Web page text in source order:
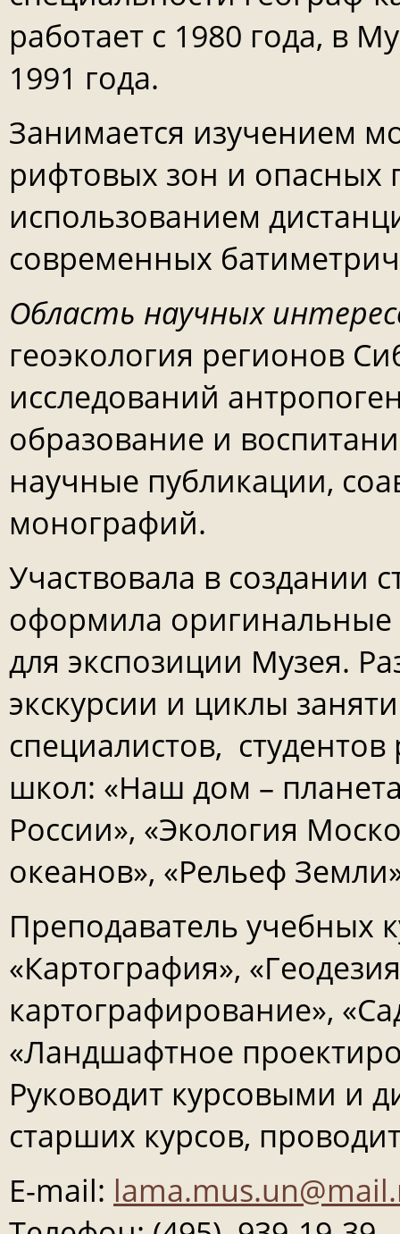
работает с 1980 года, в
1991 года.
Занимается изучением
рифтовых зон и опасных
использованием
современных
Область научных
геоэкология регионов
исследований
образование и
научные публикации,
монографий.
Участвовала в создании
оформила оригинальные
для экспозиции Музея.
экскурсии и циклы
специалистов,
школ: «Наш дом –
России», «Экология
океанов», «Рельеф
Преподаватель учебных
«Картография»,
картографирование»,
«Ландшафтное
Руководит курсовыми и
старших курсов,
Е-mail: